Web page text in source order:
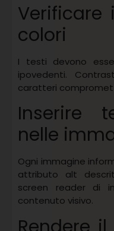
Verificare
colori
I testi devono
ipovedenti.
caratteri
Inserire
nelle
Ogni immagine
attributo alt
screen reader di
contenuto visivo.